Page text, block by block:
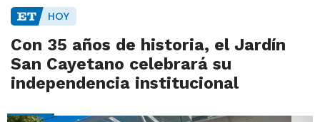
HOY
Con 35 años de historia, el Jardín
San Cayetano celebrará su
independencia institucional